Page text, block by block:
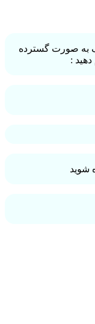
به صورت گسترده
دهید :
شوید